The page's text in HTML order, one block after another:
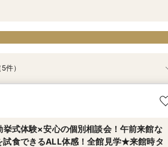
かり！1件目来館◎五感で印象に残すチャ
試食×都会の森を貸切る全館見学×個別
試食×全館見学ツアー／専属プランナー
得プランをご用意！専属プランナーによ
ペル重視必見／話題の絶景チャペルで挙
件）
式体験×安心の個別相談会！午前来館な
試食できるALL体感！全館見学★来館時タ